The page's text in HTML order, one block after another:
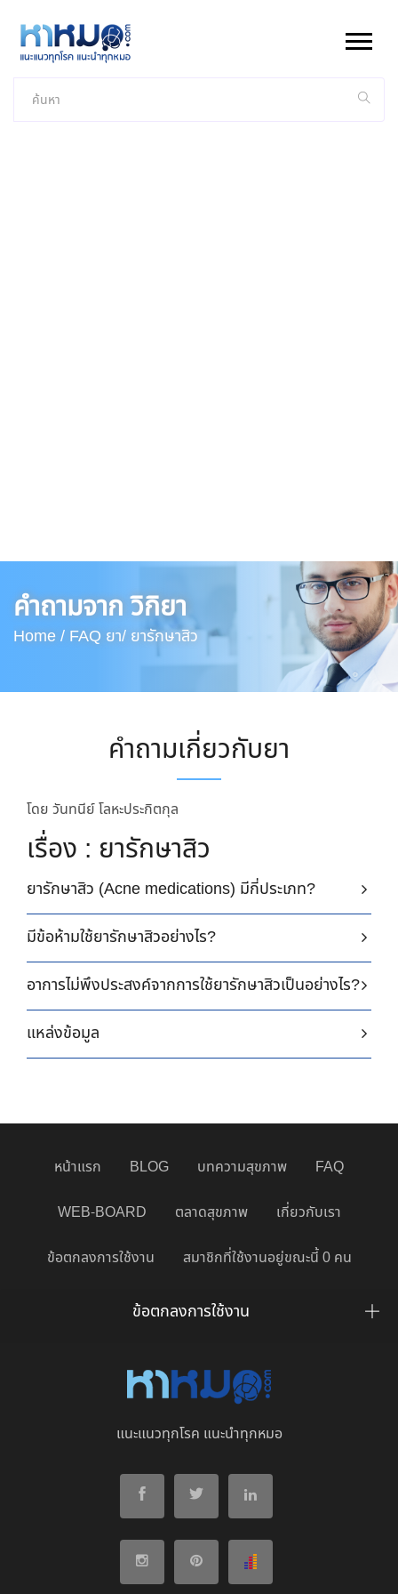
คำถามจาก วิกิยา
Home / FAQ ยา/ ยารักษาสิว
คำถามเกี่ยวกับยา
โดย วันทนีย์ โลหะประกิตกุล
เรื่อง : ยารักษาสิว
ยารักษาสิว (Acne medications) มีกี่ประเภท?
มีข้อห้ามใช้ยารักษาสิวอย่างไร?
อาการไม่พึงประสงค์จากการใช้ยารักษาสิวเป็นอย่างไร?
แหล่งข้อมูล
หน้าแรก BLOG บทความสุขภาพ FAQ
WEB-BOARD ตลาดสุขภาพ เกี่ยวกับเรา
ข้อตกลงการใช้งาน สมาชิกที่ใช้งานอยู่ขณะนี้ 0 คน
ข้อตกลงการใช้งาน
แนะแนวทุกโรค แนะนำทุกหมอ